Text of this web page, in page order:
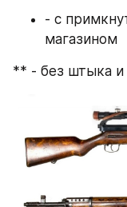
- с
магазином
** - без штыка и